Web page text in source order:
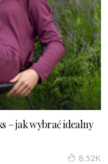
– jak wybrać idealny
8.52K